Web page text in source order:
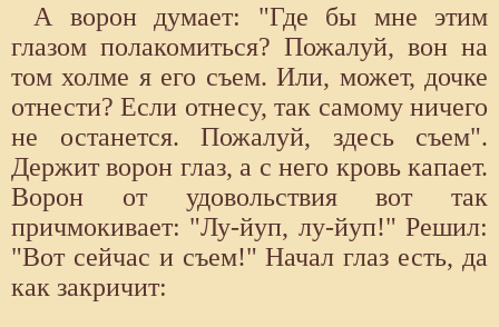
А ворон думает: "Где бы мне этим
глазом полакомиться? Пожалуй, вон на
том холме я его съем. Или, может, дочке
отнести? Если отнесу, так самому ничего
не останется. Пожалуй, здесь съем".
Держит ворон глаз, а с него кровь капает.
Ворон от удовольствия вот так
причмокивает: "Лу-йуп, лу-йуп!" Решил:
"Вот сейчас и съем!" Начал глаз есть, да
как закричит: